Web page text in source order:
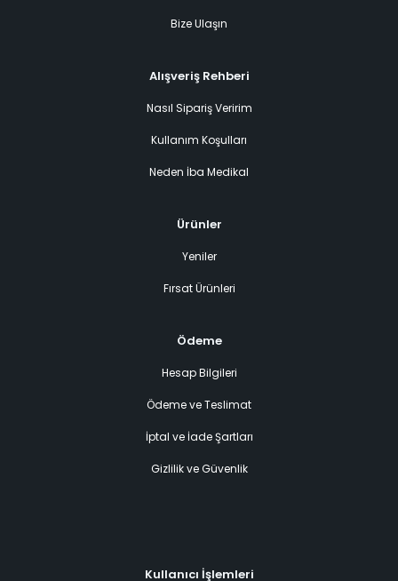
Bize Ulaşın
Alışveriş Rehberi
Nasıl Sipariş Veririm
Kullanım Koşulları
Neden İba Medikal
Ürünler
Yeniler
Fırsat Ürünleri
Ödeme
Hesap Bilgileri
Ödeme ve Teslimat
İptal ve İade Şartları
Gizlilik ve Güvenlik
Kullanıcı İşlemleri